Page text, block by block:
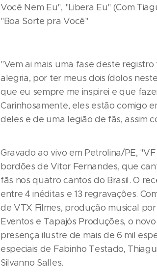
Você Nem Eu", "Libera Eu" (Com
"Boa Sorte pra Você"
"Vem ai mais uma fase deste
alegria, por ter meus dois ídolos
que eu sempre me inspirei e que
Carinhosamente, eles estão comigo
deles e de uma legião de fãs, assim
Gravado ao vivo em Petrolina/PE,
bordões de Vitor Fernandes, que
fãs nos quatro cantos do Brasil. O
entre 4 inéditas e 13 regravações.
de VTX Filmes, produção musical
Eventos e Tapajós Produções, o
presença ilustre de mais de 6 mil
especiais de Fabinho Testado,
Silvanno Salles.